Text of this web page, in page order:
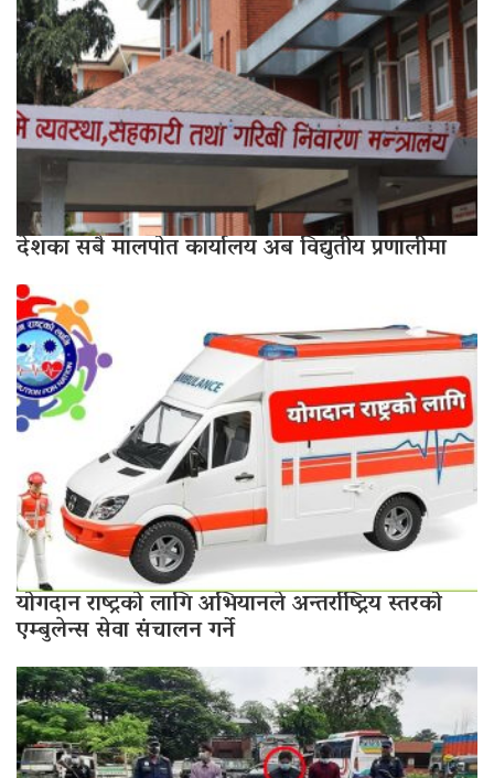
देशका सबै मालपोत कार्यालय अब विद्युतीय प्रणालीमा
योगदान राष्ट्रको लागि अभियानले अन्तर्राष्ट्रिय स्तरको
एम्बुलेन्स सेवा संचालन गर्ने